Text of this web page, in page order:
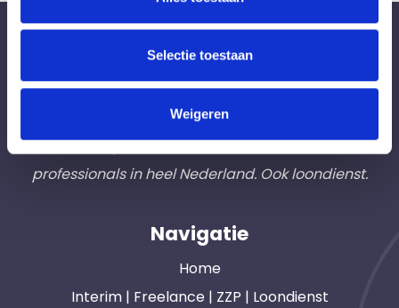
Selectie toestaan
Weigeren
Bureau Ad Interim ®
Professionals likeFrintzz
Hét interim bemiddelingsbureau voor
opdrachtgevers en interim, freelance en ZZP
professionals in heel Nederland. Ook loondienst.
Navigatie
Home
Interim | Freelance | ZZP | Loondienst